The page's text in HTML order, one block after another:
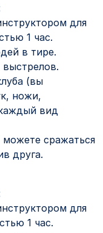
для
1 час.
в тире.
выстрелов.
(вы
ножи,
вид
сражаться
друга.
для
1 час.